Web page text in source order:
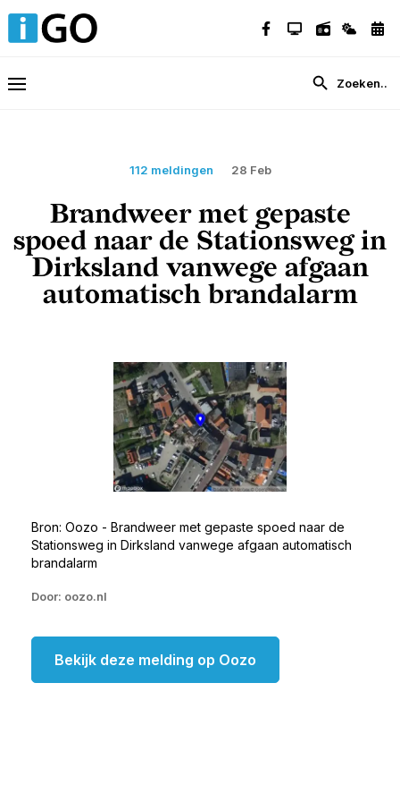
112 meldingen 28 Feb
Brandweer met gepaste
spoed naar de Stationsweg in
Dirksland vanwege afgaan
automatisch brandalarm
Bron: Oozo - Brandweer met gepaste spoed naar de
Stationsweg in Dirksland vanwege afgaan automatisch
brandalarm
Door: oozo.nl
Bekijk deze melding op Oozo